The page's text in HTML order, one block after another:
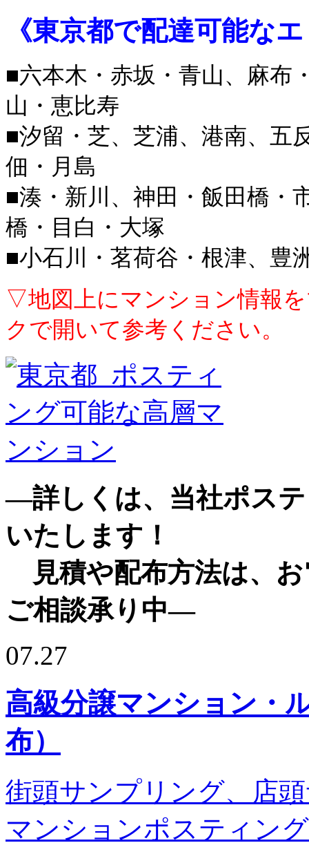
《東京都で配達可能な
■六本木・赤坂・青山、麻布
山・恵比寿
■汐留・芝、芝浦、港南、五
佃・月島
■湊・新川、神田・飯田橋・
橋・目白・大塚
■小石川・茗荷谷・根津、豊
▽地図上にマンション情報
クで開いて参考ください。
—詳しくは、当社ポス
いたします！
見積や配布方法は、
ご相談承り中—
07.27
高級分譲マンション・
布）
街頭サンプリング、店
マンションポスティン